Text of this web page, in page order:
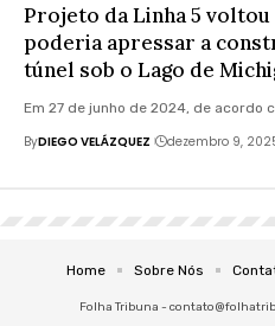
Projeto da Linha 5 voltou
poderia apressar a
túnel sob o Lago de
Em 27 de junho de 2024, de acordo
ByDIEGO VELÁZQUEZ dezembro 9,
Folha Tribuna -
Home Sobre Nós